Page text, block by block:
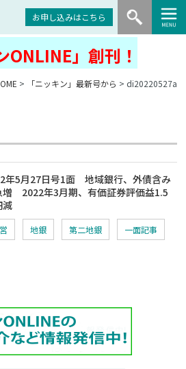
お申し込みはこちら
ONLINE」創刊！
> 「ニッキン」最新号から > di20220527a
年5月27日号1面 地域銀行、外債含み
増 2022年3月期、有価証券評価益1.5
減
地銀 第二地銀 一面記事